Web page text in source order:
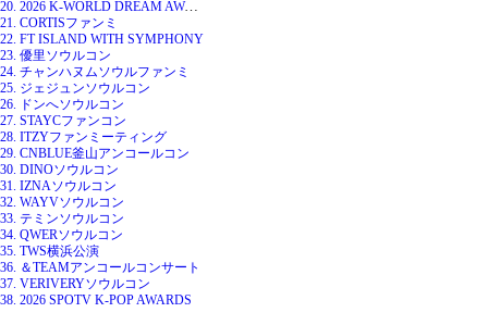
20. 2026 K-WORLD DREAM AWARDS
21. CORTISファンミ
22. FT ISLAND WITH SYMPHONY
23. 優里ソウルコン
24. チャンハヌムソウルファンミ
25. ジェジュンソウルコン
26. ドンへソウルコン
27. STAYCファンコン
28. ITZYファンミーティング
29. CNBLUE釜山アンコールコン
30. DINOソウルコン
31. IZNAソウルコン
32. WAYVソウルコン
33. テミンソウルコン
34. QWERソウルコン
35. TWS横浜公演
36. ＆TEAMアンコールコンサート
37. VERIVERYソウルコン
38. 2026 SPOTV K-POP AWARDS